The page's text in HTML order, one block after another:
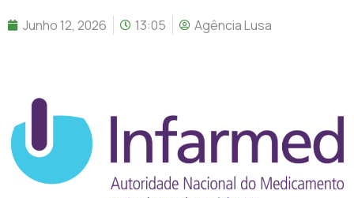
Junho 12, 2026 13:05 Agência Lusa